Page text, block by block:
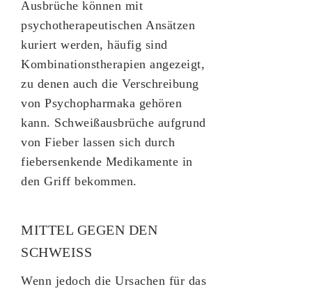
Ausbrüche können mit
psychotherapeutischen Ansätzen
kuriert werden, häufig sind
Kombinationstherapien angezeigt,
zu denen auch die Verschreibung
von Psychopharmaka gehören
kann. Schweißausbrüche aufgrund
von Fieber lassen sich durch
fiebersenkende Medikamente in
den Griff bekommen.
MITTEL GEGEN DEN
SCHWEISS
Wenn jedoch die Ursachen für das